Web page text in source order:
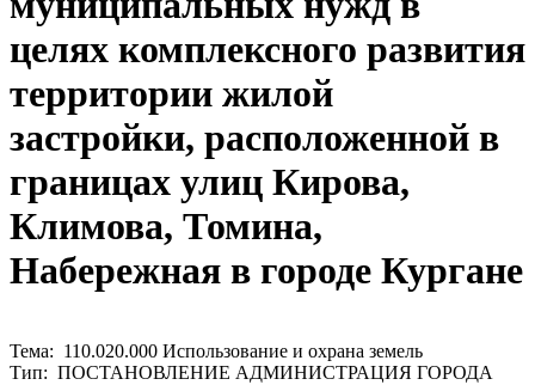
целях комплексного развития
территории жилой
застройки, расположенной в
границах улиц Кирова,
Климова, Томина,
Набережная в городе Кургане
Тема: 110.020.000 Использование и охрана земель
Тип: ПОСТАНОВЛЕНИЕ АДМИНИСТРАЦИЯ ГОРОДА